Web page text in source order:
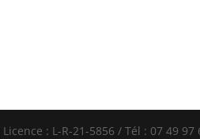
: L-R-21-5856 / Tél : 07 49 97